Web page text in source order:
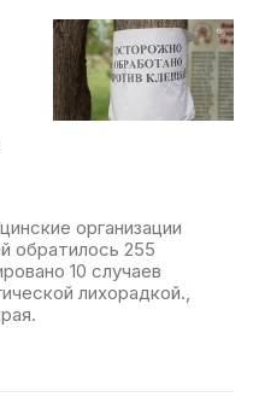
организации
обратилось 255
10 случаев
лихорадкой.,